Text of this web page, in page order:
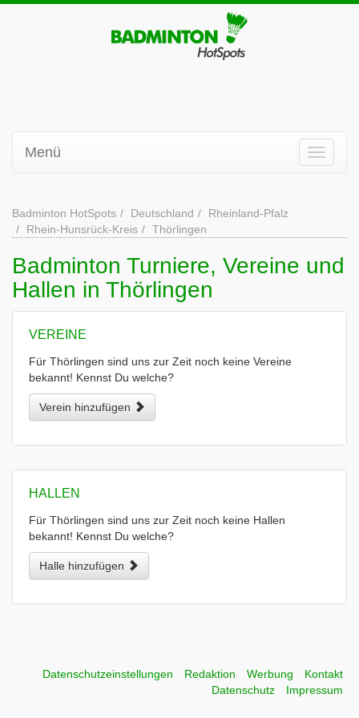
Menü
Badminton HotSpots Deutschland
Rheinland-Pfalz
Rhein-Hunsrück-Kreis
Thörlingen
Badminton Turniere, Vereine und
Hallen in Thörlingen
VEREINE
Für Thörlingen sind uns zur Zeit noch keine Vereine
bekannt! Kennst Du welche?
Verein hinzufügen
HALLEN
Für Thörlingen sind uns zur Zeit noch keine Hallen
bekannt! Kennst Du welche?
Halle hinzufügen
Datenschutzeinstellungen Redaktion Werbung
Kontakt
Datenschutz
Impressum